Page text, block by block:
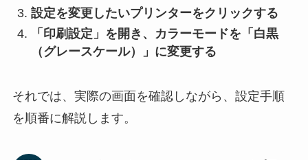
設定を変更したいプリンターをクリックする
「印刷設定」を開き、カラーモードを「白黒
（グレースケール）」に変更する
それでは、実際の画面を確認しながら、設定手順
を順番に解説します。